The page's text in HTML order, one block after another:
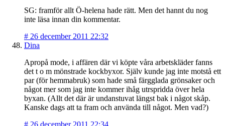
SG: framför allt Ö-helena hade rätt. Men det hannt du nog
inte läsa innan din kommentar.
# 26 december 2011 22:32
Dina
Apropå mode, i affären där vi köpte våra arbetskläder fanns
det t o m mönstrade kockbyxor. Själv kunde jag inte motstå ett
par (för hemmabruk) som hade små färgglada grönsaker och
något mer som jag inte kommer ihåg utrspridda över hela
byxan. (Allt det där är undanstuvat längst bak i något skåp.
Kanske dags att ta fram och använda till något. Men vad?)
# 26 december 2011 22:34